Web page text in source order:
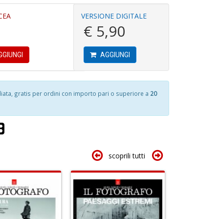
VERSIONE DIGITALE
€ 5,90
AGGIUNGI
gratis per ordini con importo pari o superiore a 20
scoprili tutti